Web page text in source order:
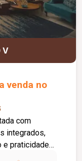
V
venda no
com
integrados,
e praticidade